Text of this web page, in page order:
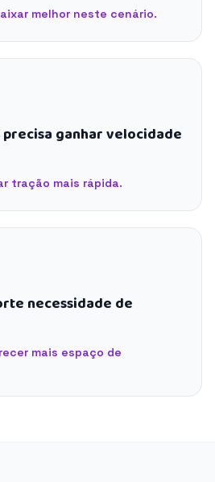
melhor neste cenário.
ganhar velocidade
tração mais rápida.
necessidade de
mais espaço de